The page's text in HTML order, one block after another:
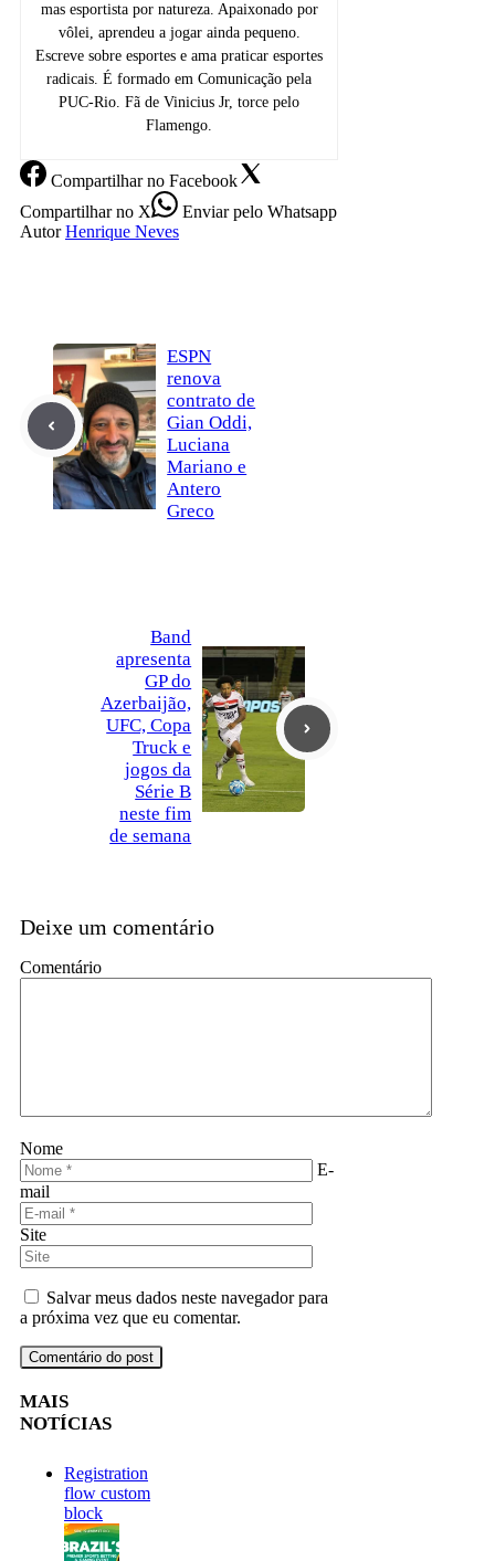
mas esportista por natureza. Apaixonado por
vôlei, aprendeu a jogar ainda pequeno.
Escreve sobre esportes e ama praticar esportes
radicais. É formado em Comunicação pela
PUC-Rio. Fã de Vinicius Jr, torce pelo
Flamengo.
Compartilharno Facebook
Compartilharno X Enviarpelo Whatsapp
Autor Henrique Neves
ESPN
renova
contrato de
Gian Oddi,
Luciana
Mariano e
Antero
Greco
Band
apresenta
GP do
Azerbaijão,
UFC, Copa
Truck e
jogos da
Série B
neste fim
de semana
Deixe um comentário
Comentário
Nome
E-
mail
Site
Salvar meus dados neste navegador para
a próxima vez que eu comentar.
MAIS
NOTÍCIAS
Registration
flow custom
block